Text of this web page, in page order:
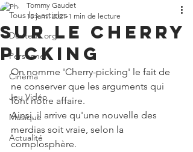
Tous les articles
Douteux.org
Personnel
Cinéma
Jeu Vidéo
Musique
Actualité
Sur le cherry
picking
Tommy Gaudet
15 janv. 2021 1 min de lecture
On nomme 'Cherry-picking' le fait de
ne conserver que les arguments qui
font notre affaire.
Ainsi, il arrive qu'une nouvelle des
merdias soit vraie, selon la
complosphère.